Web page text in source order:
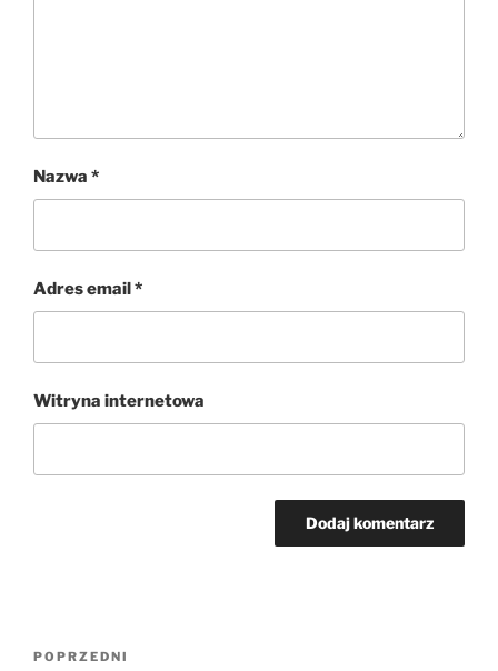
Nazwa *
Adres email *
Witryna internetowa
Nawigacja
Poprzedni
POPRZEDNI